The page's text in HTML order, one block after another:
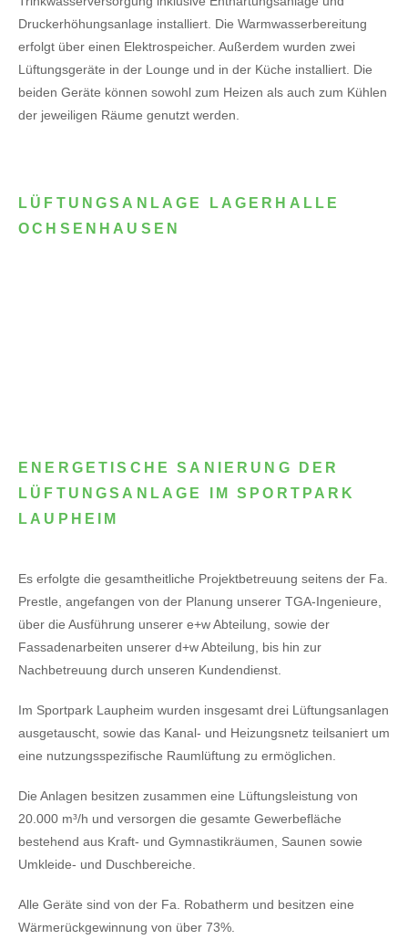
Druckerhöhungsanlage installiert. Die Warmwasserbereitung
erfolgt über einen Elektrospeicher. Außerdem wurden zwei
Lüftungsgeräte in der Lounge und in der Küche installiert. Die
beiden Geräte können sowohl zum Heizen als auch zum Kühlen
der jeweiligen Räume genutzt werden.
LÜFTUNGSANLAGE LAGERHALLE
OCHSENHAUSEN
ENERGETISCHE SANIERUNG DER
LÜFTUNGSANLAGE IM SPORTPARK
LAUPHEIM
Es erfolgte die gesamtheitliche Projektbetreuung seitens der Fa.
Prestle, angefangen von der Planung unserer TGA-Ingenieure,
über die Ausführung unserer e+w Abteilung, sowie der
Fassadenarbeiten unserer d+w Abteilung, bis hin zur
Nachbetreuung durch unseren Kundendienst.
Im Sportpark Laupheim wurden insgesamt drei Lüftungsanlagen
ausgetauscht, sowie das Kanal- und Heizungsnetz teilsaniert um
eine nutzungsspezifische Raumlüftung zu ermöglichen.
Die Anlagen besitzen zusammen eine Lüftungsleistung von
20.000 m³/h und versorgen die gesamte Gewerbefläche
bestehend aus Kraft- und Gymnastikräumen, Saunen sowie
Umkleide- und Duschbereiche.
Alle Geräte sind von der Fa. Robatherm und besitzen eine
Wärmerückgewinnung von über 73%.